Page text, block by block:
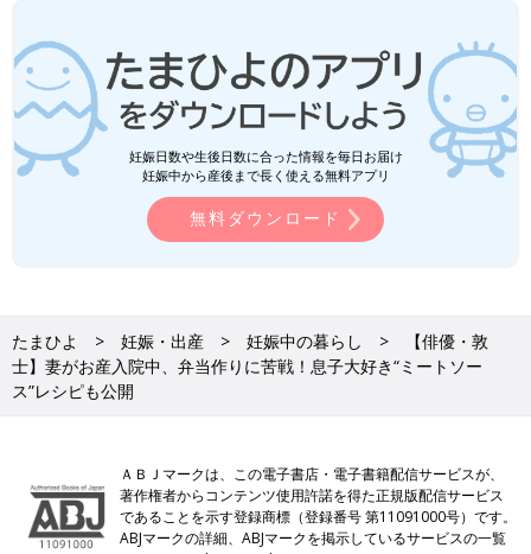
妊娠日数や生後日数に合った情報を毎日お届け
妊娠中から産後まで長く使える無料アプリ
無料ダウンロード
たまひよ 妊娠・出産 妊娠中の暮らし
【俳優・敦
士】妻がお産入院中、弁当作りに苦戦！息子大好き“ミートソー
ス”レシピも公開
ＡＢＪマークは、この電子書店・電子書籍配信サービスが、
著作権者からコンテンツ使用許諾を得た正規版配信サービス
であることを示す登録商標（登録番号 第11091000号）です。
ABJマークの詳細、ABJマークを掲示しているサービスの一覧